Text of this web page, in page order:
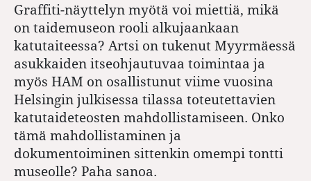
Graffiti-näyttelyn myötä voi miettiä, mikä
on taidemuseon rooli alkujaankaan
katutaiteessa? Artsi on tukenut Myyrmäessä
asukkaiden itseohjautuvaa toimintaa ja
myös HAM on osallistunut viime vuosina
Helsingin julkisessa tilassa toteutettavien
katutaideteosten mahdollistamiseen. Onko
tämä mahdollistaminen ja
dokumentoiminen sittenkin omempi tontti
museolle? Paha sanoa.